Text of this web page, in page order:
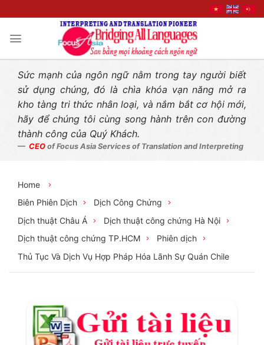
Sức mạnh của ngôn ngữ nằm trong tay người biết
sử dụng chúng, đó là chìa khóa vạn năng mở ra
kho tàng tri thức nhân loại, và nắm bắt cơ hội mới,
hãy để chúng tôi cùng song hành trên con đường
thành công của Quý Khách.
CEO of Focus Asia Services of Translation and Interpreting
Home
Biên Phiên Dịch
Dịch Công Chứng
Dịch thuật Châu Á
Dịch thuật công chứng Hà Nội
Dịch thuật công chứng TP.HCM
Phiên dịch
Thủ Tục Và Dịch Vụ Hợp Pháp Hóa Lãnh Sự Quán Chile